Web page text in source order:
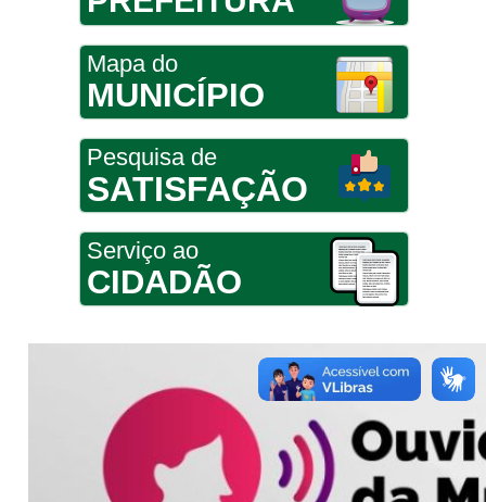
Mapa do
MUNICÍPIO
Pesquisa de
SATISFAÇÃO
Serviço ao
CIDADÃO